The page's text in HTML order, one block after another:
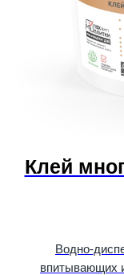
Клей
Водно-
впитывающих